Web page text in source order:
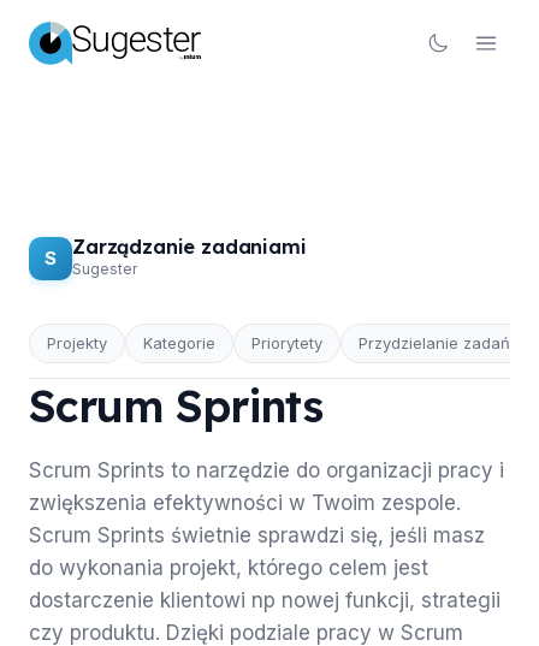
S Zarządzanie zadaniami
Sugester
Projekty Kategorie Priorytety Przydzielanie zadań
ZARZĄDZANIE ZADANIAMI
Scrum Sprints
Scrum Sprints to narzędzie do organizacji pracy i
zwiększenia efektywności w Twoim zespole.
Scrum Sprints świetnie sprawdzi się, jeśli masz
do wykonania projekt, którego celem jest
dostarczenie klientowi np nowej funkcji, strategii
czy produktu. Dzięki podziale pracy w Scrum